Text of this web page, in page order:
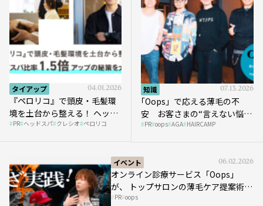
タイアップ 04.01.2026
『ペロリコ』で頭皮・毛髪環
境を土台から整える！ ヘッド
スパ比率1.5倍アップの秘策を
PR ヘッドスパ クレシオ ペロリコ
知識 07.13.2026
｢Oops」で応える薄毛の不
安 お客さまの“言えない悩
み”にどう向き合う？ ＃01
PR oops AGA HAIRCAMP
イベント 06.02.2026
オンライン診療サービス「Oops」
が、 トップサロンの薄毛ケア提案術を
HAIRCAMPで公開！
PR oops